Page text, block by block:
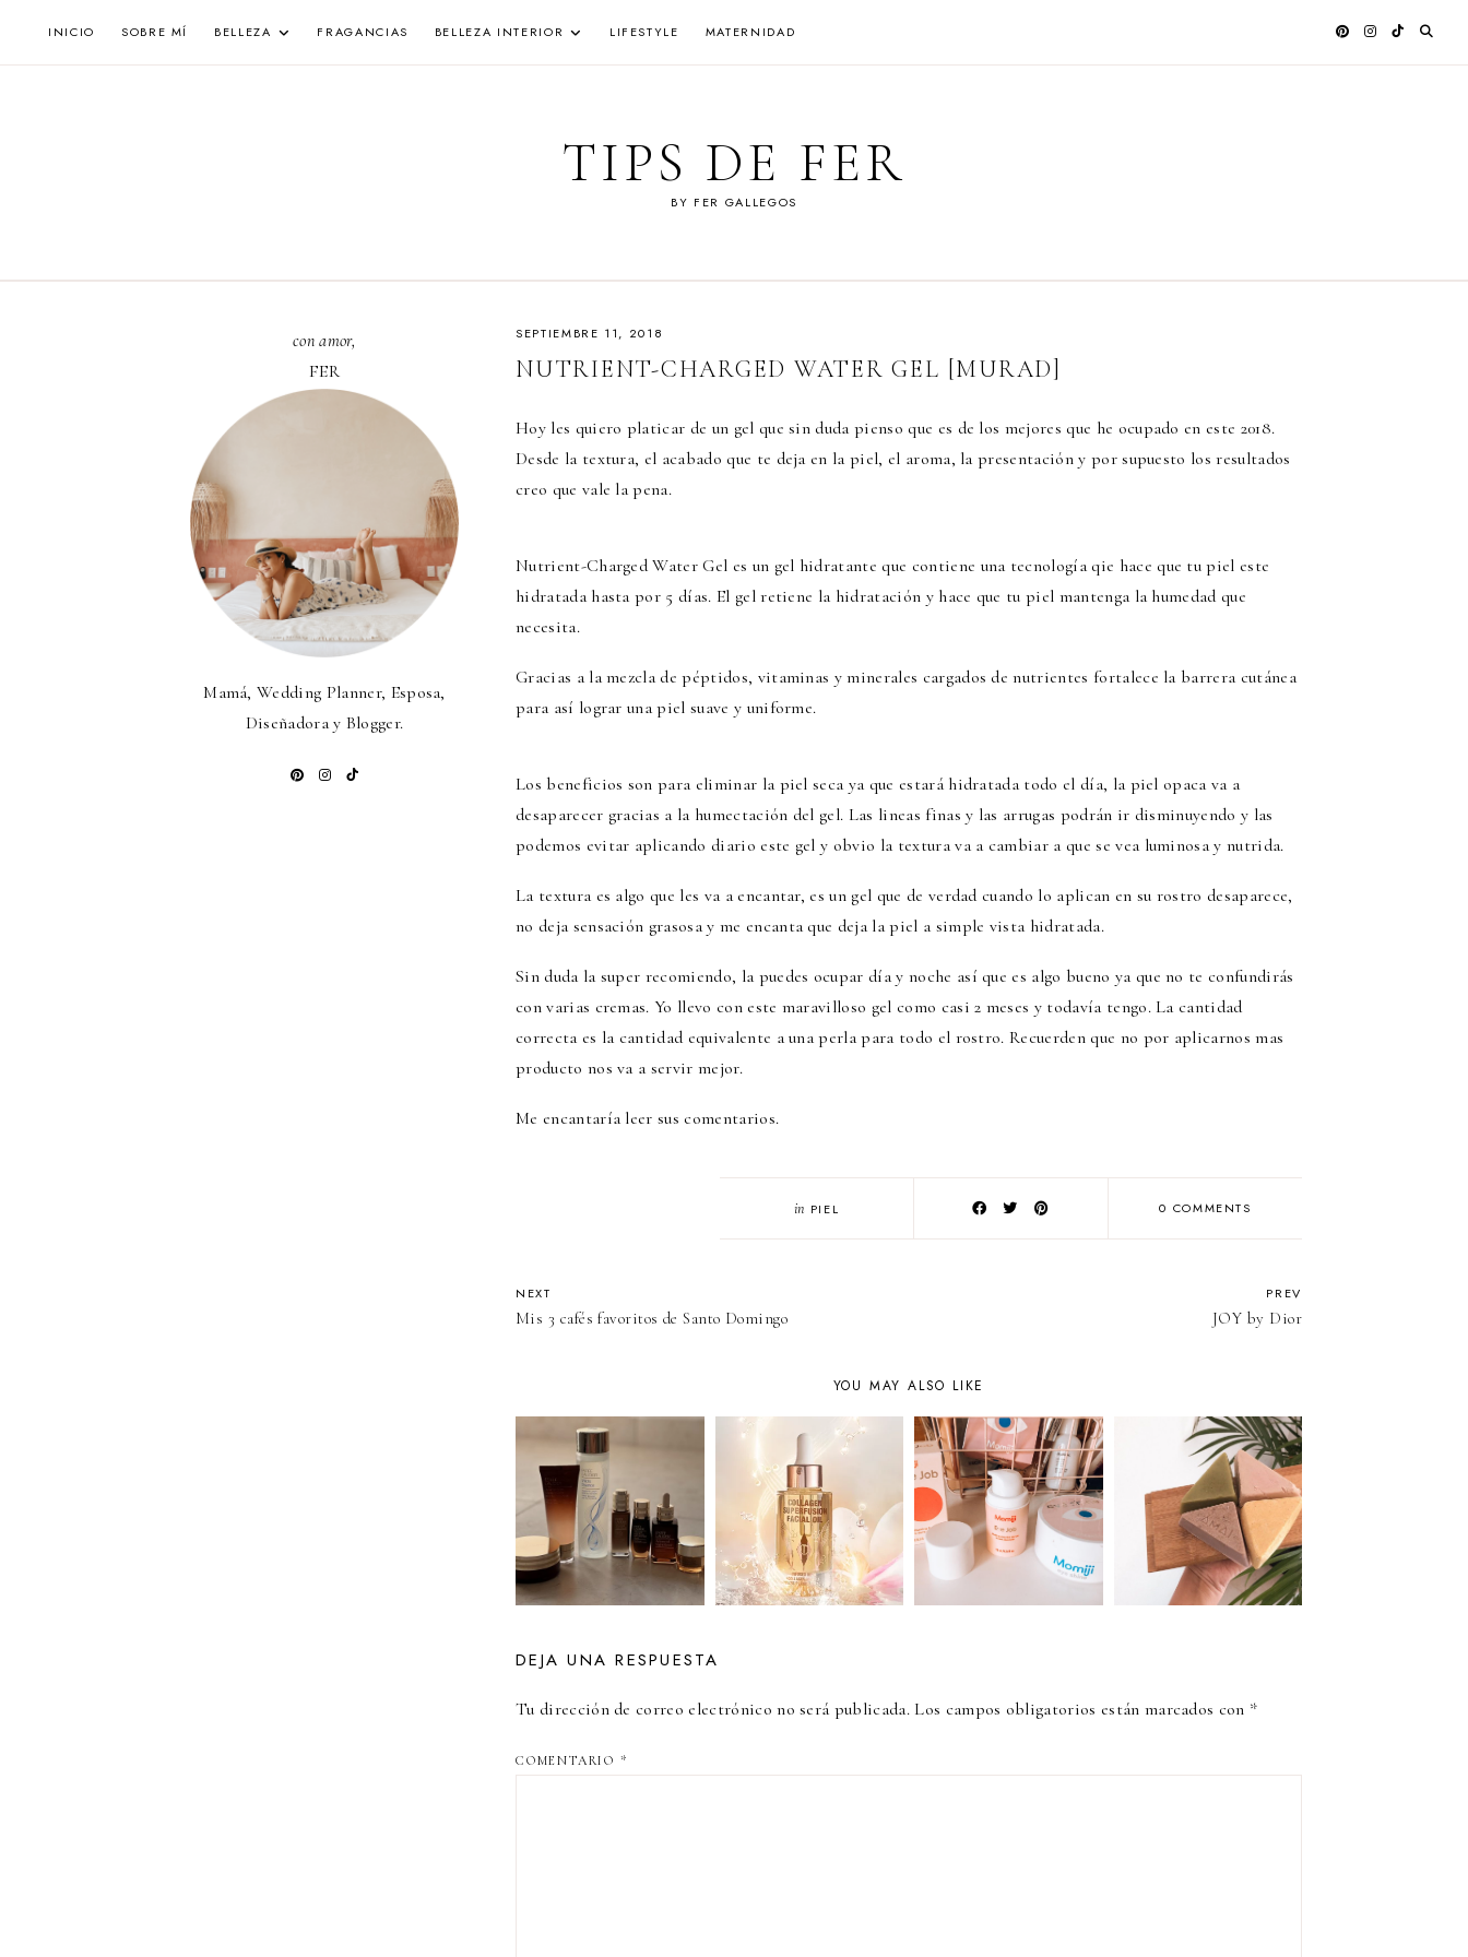
INICIO SOBRE MÍ BELLEZA FRAGANCIAS BELLEZA INTERIOR LIFESTYLE MATERNIDAD
TIPS DE FER
BY FER GALLEGOS
SEPTIEMBRE 11, 2018
NUTRIENT-CHARGED WATER GEL [MURAD]
Hoy les quiero platicar de un gel que sin duda pienso que es de los mejores que he ocupado en este 2018.
Desde la textura, el acabado que te deja en la piel, el aroma, la presentación y por supuesto los resultados
creo que vale la pena.
Nutrient-Charged Water Gel es un gel hidratante que contiene una tecnología qie hace que tu piel este
hidratada hasta por 5 días. El gel retiene la hidratación y hace que tu piel mantenga la humedad que
necesita.
Gracias a la mezcla de péptidos, vitaminas y minerales cargados de nutrientes fortalece la barrera cutánea
para así lograr una piel suave y uniforme.
Los beneficios son para eliminar la piel seca ya que estará hidratada todo el día, la piel opaca va a
desaparecer gracias a la humectación del gel. Las lineas finas y las arrugas podrán ir disminuyendo y las
podemos evitar aplicando diario este gel y obvio la textura va a cambiar a que se vea luminosa y nutrida.
La textura es algo que les va a encantar, es un gel que de verdad cuando lo aplican en su rostro desaparece,
no deja sensación grasosa y me encanta que deja la piel a simple vista hidratada.
Sin duda la super recomiendo, la puedes ocupar día y noche así que es algo bueno ya que no te confundirás
con varias cremas. Yo llevo con este maravilloso gel como casi 2 meses y todavía tengo. La cantidad
correcta es la cantidad equivalente a una perla para todo el rostro. Recuerden que no por aplicarnos mas
producto nos va a servir mejor.
Me encantaría leer sus comentarios.
in PIEL 0 COMMENTS
NEXT
Mis 3 cafés favoritos de Santo Domingo
PREV
JOY by Dior
YOU MAY ALSO LIKE
DEJA UNA RESPUESTA
Tu dirección de correo electrónico no será publicada. Los campos obligatorios están marcados con *
COMENTARIO *
con amor,
FER
Mamá, Wedding Planner, Esposa,
Diseñadora y Blogger.